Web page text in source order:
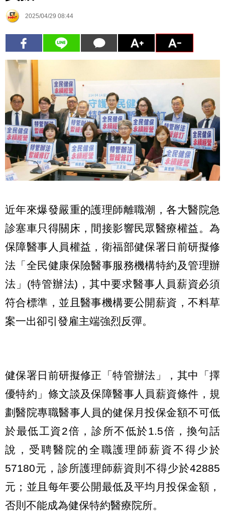
2025/04/29 08:44
近年來爆發嚴重的護理師離職潮，各大醫院急
診塞車只得關床，間接影響民眾醫療權益。為
保障醫事人員權益，衛福部健保署日前研擬修
法「全民健康保險醫事服務機構特約及管理辦
法」(特管辦法)，其中要求醫事人員薪資必須
符合標準，並且醫事機構要公開薪資，不料草
案一出卻引發雇主端強烈反彈。
健保署日前研擬修正「特管辦法」，其中「擇
優特約」條文談及保障醫事人員薪資條件，規
劃醫院專職醫事人員的健保月投保金額不可低
於最低工資2倍，診所不低於1.5倍，換句話
說，受聘醫院的全職護理師薪資不得少於
57180元，診所護理師薪資則不得少於42885
元；並且每年要公開最低及平均月投保金額，
否則不能成為健保特約醫療院所。